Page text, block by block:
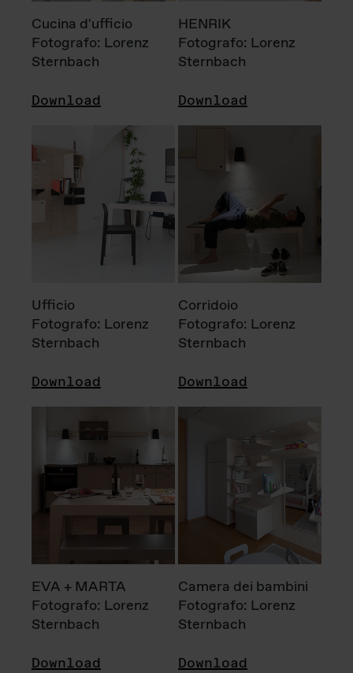
Cucina d'ufficio
Fotografo: Lorenz
Sternbach
Download
HENRIK
Fotografo: Lorenz
Sternbach
Download
Ufficio
Fotografo: Lorenz
Sternbach
Download
Corridoio
Fotografo: Lorenz
Sternbach
Download
EVA + MARTA
Fotografo: Lorenz
Sternbach
Download
Camera dei bambini
Fotografo: Lorenz
Sternbach
Download